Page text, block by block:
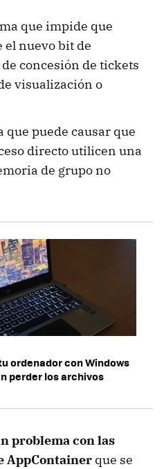
que impide que
el nuevo bit de
concesión de tickets
visualización o
puede causar que
directo utilicen una
de grupo no
ordenador con Windows
perder los archivos
problema con las
AppContainer que se